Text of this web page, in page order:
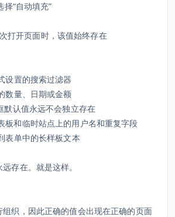
“自动填充”
打开页面时，该值始终存在
设置的搜索过滤器
数量、日期或金额
默认值永远不会独立存在
板和临时站点上的用户名和重复字段
表单中的长样板文本
存在。就是这样。
织，因此正确的值会出现在正确的页面